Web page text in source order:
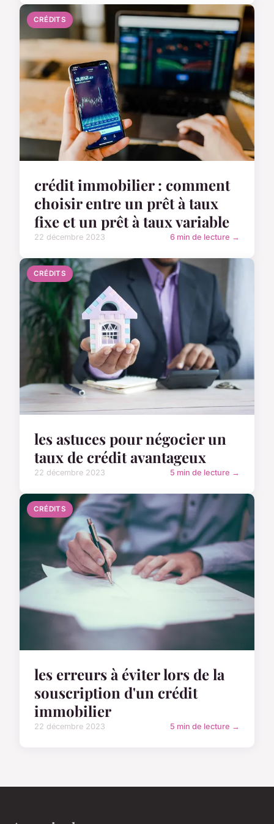
CRÉDITS
crédit immobilier : comment
choisir entre un prêt à taux
fixe et un prêt à taux variable
22 décembre 2023 6 min de lecture →
CRÉDITS
les astuces pour négocier un
taux de crédit avantageux
22 décembre 2023 5 min de lecture →
CRÉDITS
les erreurs à éviter lors de la
souscription d'un crédit
immobilier
22 décembre 2023 5 min de lecture →